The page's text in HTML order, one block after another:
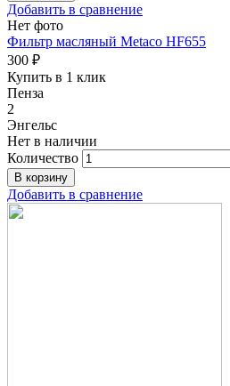
Добавить в сравнение
Нет фото
Фильтр масляный Metaco HF655
300 ₽
Купить в 1 клик
Пенза
2
Энгельс
Нет в наличии
Количество
Добавить в сравнение